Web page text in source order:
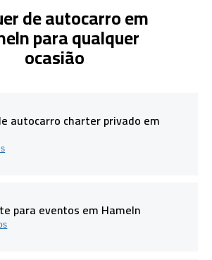
de autocarro em
para qualquer
ocasião
autocarro charter privado em
para eventos em Hameln